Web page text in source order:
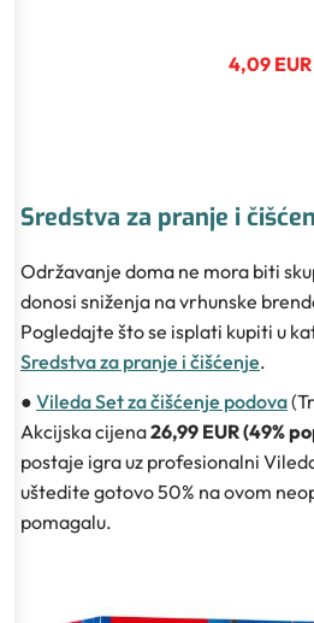
4,09 EUR
Sredstva za pranje i
Održavanje doma ne mora biti
donosi sniženja na vrhunske
Pogledajte što se isplati kupiti u
Sredstva za pranje i čišćenje.
● Vileda Set za čišćenje podova
Akcijska cijena26,99 EUR (49%
postaje igra uz profesionalni
uštedite gotovo 50% na ovom
pomagalu.